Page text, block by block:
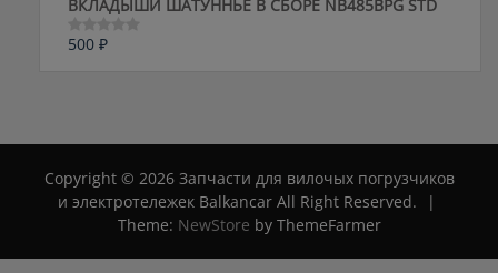
ВКЛАДЫШИ ШАТУННЬЕ В СБОРЕ NB485BPG STD
Оценка
500 ₽
Copyright © 2026 Запчасти для вилочых погрузчиков
и электротележек Balkancar All Right Reserved.
|
Theme: NewStore by ThemeFarmer